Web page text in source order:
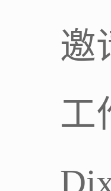
邀
工